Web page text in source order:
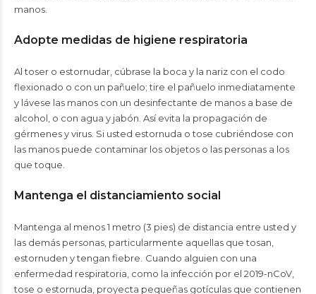
manos.
Adopte medidas de higiene respiratoria
Al toser o estornudar, cúbrase la boca y la nariz con el codo
flexionado o con un pañuelo; tire el pañuelo inmediatamente
y lávese las manos con un desinfectante de manos a base de
alcohol, o con agua y jabón. Así evita la propagación de
gérmenes y virus. Si usted estornuda o tose cubriéndose con
las manos puede contaminar los objetos o las personas a los
que toque.
Mantenga el distanciamiento social
Mantenga al menos 1 metro (3 pies) de distancia entre usted y
las demás personas, particularmente aquellas que tosan,
estornuden y tengan fiebre. Cuando alguien con una
enfermedad respiratoria, como la infección por el 2019-nCoV,
tose o estornuda, proyecta pequeñas gotículas que contienen